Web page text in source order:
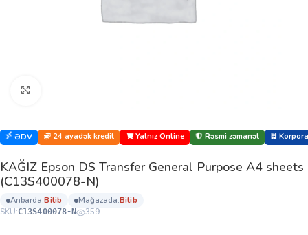
ƏDV 24 ayadək kredit Yalnız Online Rəsmi zəmanət
KAĞIZ Epson DS Transfer General Purpose A4 sheets
(C13S400078-N)
anbarda: bi̇ti̇b mağazada: bi̇ti̇b
SKU:C13S400078-N 359